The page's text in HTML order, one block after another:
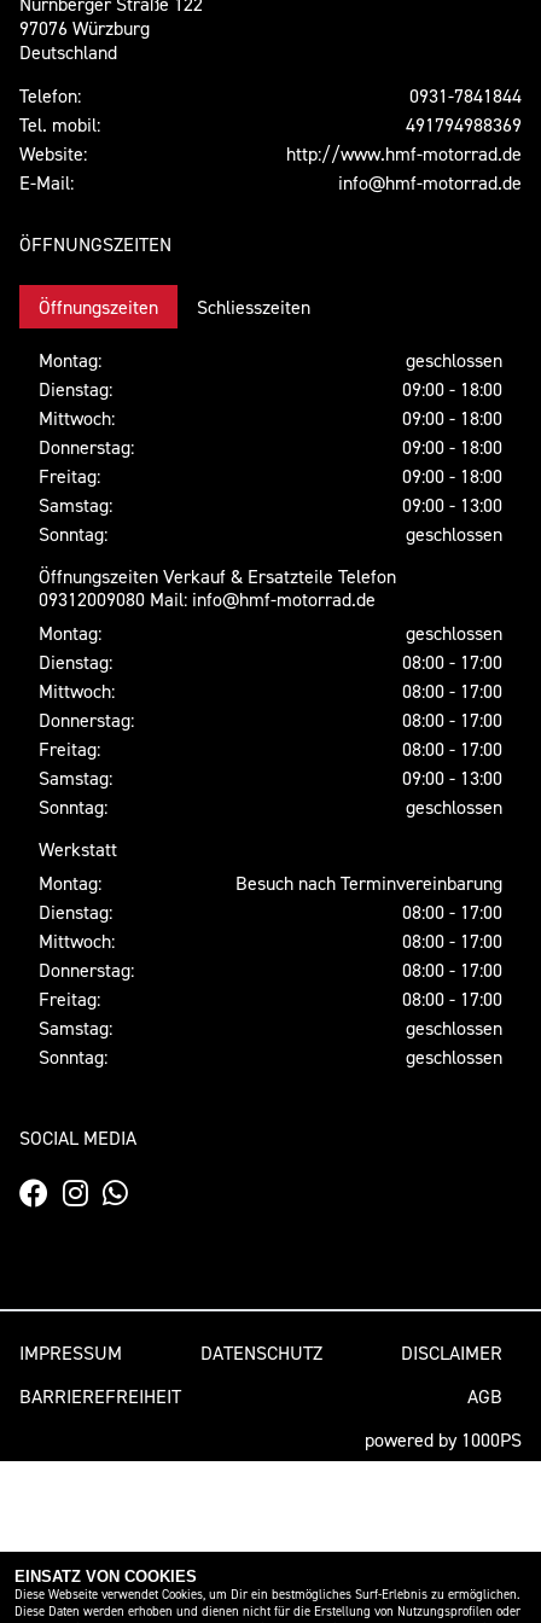
97076 Würzburg
Deutschland
Telefon:
0931-7841844
Tel. mobil:
491794988369
Website:
http://www.hmf-motorrad.de
E-Mail:
info@hmf-motorrad.de
ÖFFNUNGSZEITEN
Öffnungszeiten Schliesszeiten
Montag:
geschlossen
Dienstag:
09:00 - 18:00
Mittwoch:
09:00 - 18:00
Donnerstag:
09:00 - 18:00
Freitag:
09:00 - 18:00
Samstag:
09:00 - 13:00
Sonntag:
geschlossen
Öffnungszeiten Verkauf & Ersatzteile Telefon
09312009080 Mail: info@hmf-motorrad.de
Montag:
geschlossen
Dienstag:
08:00 - 17:00
Mittwoch:
08:00 - 17:00
Donnerstag:
08:00 - 17:00
Freitag:
08:00 - 17:00
Samstag:
09:00 - 13:00
Sonntag:
geschlossen
Werkstatt
Montag:
Besuch nach Terminvereinbarung
Dienstag:
08:00 - 17:00
Mittwoch:
08:00 - 17:00
Donnerstag:
08:00 - 17:00
Freitag:
08:00 - 17:00
Samstag:
geschlossen
Sonntag:
geschlossen
SOCIAL MEDIA
AGB
IMPRESSUM DATENSCHUTZ
DISCLAIMER
BARRIEREFREIHEIT
powered by 1000PS
EINSATZ VON COOKIES
Diese Webseite verwendet Cookies, um Dir ein bestmögliches Surf-Erlebnis zu ermöglichen.
Diese Daten werden erhoben und dienen nicht für die Erstellung von Nutzungsprofilen oder